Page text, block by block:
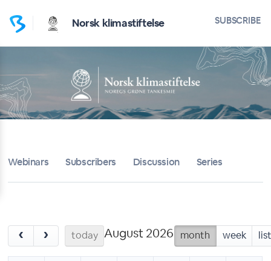
Norsk klimastiftelse SUBSCRIBE
Webinars Subscribers Discussion Series
‹ › today August 2026 month week list